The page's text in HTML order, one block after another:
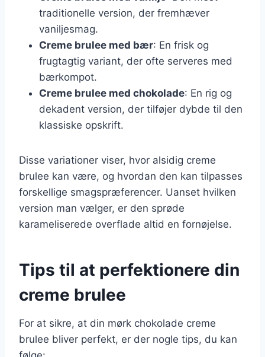
traditionelle version, der fremhæver
vaniljesmag.
Creme brulee med bær: En frisk og
frugtagtig variant, der ofte serveres med
bærkompot.
Creme brulee med chokolade: En rig og
dekadent version, der tilføjer dybde til den
klassiske opskrift.
Disse variationer viser, hvor alsidig creme
brulee kan være, og hvordan den kan tilpasses
forskellige smagspræferencer. Uanset hvilken
version man vælger, er den sprøde
karameliserede overflade altid en fornøjelse.
Tips til at perfektionere din
creme brulee
For at sikre, at din mørk chokolade creme
brulee bliver perfekt, er der nogle tips, du kan